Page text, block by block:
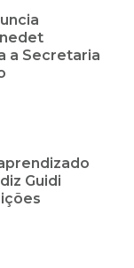
a Secretaria
Guidi